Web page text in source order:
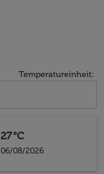
Temperatureinheit:
27°C
06/08/2026